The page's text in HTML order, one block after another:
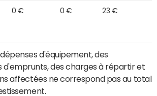
0 € 0 € 23 €
d'équipement, des
des charges à répartir et
affectées ne correspond pas au total